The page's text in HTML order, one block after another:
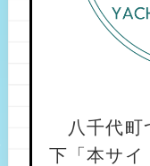
八千代町
下「本サイ